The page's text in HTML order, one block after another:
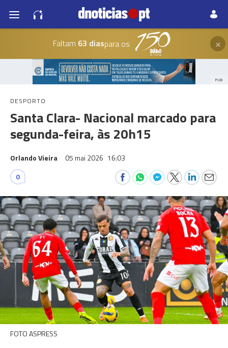
Faltam 63 diaspara os ×
PUB
DESPORTO
Santa Clara- Nacional marcado para
segunda-feira, às 20h15
Orlando Vieira 05 mai 2026 16:03
0
FOTO ASPRESS